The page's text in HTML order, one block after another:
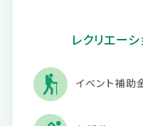
レクリエーシ
イベント補助